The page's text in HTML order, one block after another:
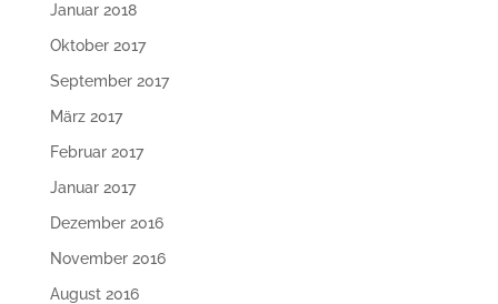
Januar 2018
Oktober 2017
September 2017
März 2017
Februar 2017
Januar 2017
Dezember 2016
November 2016
August 2016